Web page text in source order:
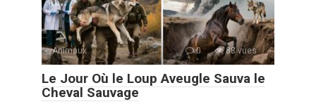
Animaux 0 88 vues
Le Jour Où le Loup Aveugle Sauva le
Cheval Sauvage